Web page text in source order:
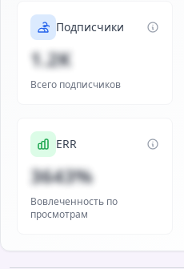
Подписчики
1.2K
Всего подписчиков
ERR
3643%
Вовлеченность по
просмотрам